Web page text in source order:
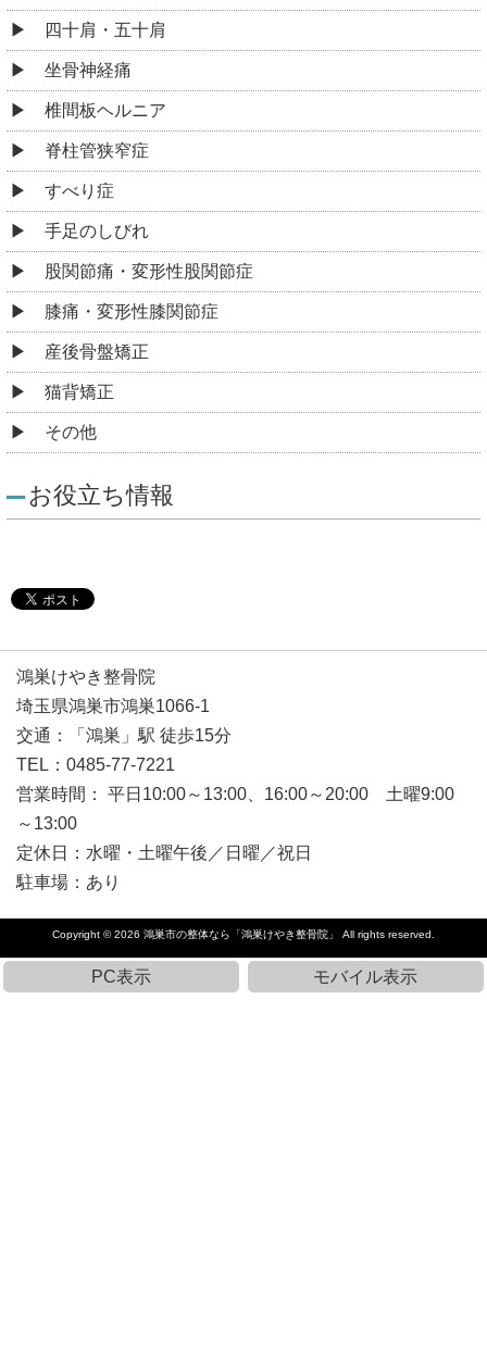
四十肩・五十肩
坐骨神経痛
椎間板ヘルニア
脊柱管狭窄症
すべり症
手足のしびれ
股関節痛・変形性股関節症
膝痛・変形性膝関節症
産後骨盤矯正
猫背矯正
その他
お役立ち情報
鴻巣けやき整骨院
埼玉県鴻巣市鴻巣1066-1
交通：「鴻巣」駅 徒歩15分
TEL：0485-77-7221
営業時間： 平日10:00～13:00、16:00～20:00 土曜9:00
～13:00
定休日：水曜・土曜午後／日曜／祝日
駐車場：あり
Copyright © 2026 鴻巣市の整体なら「鴻巣けやき整骨院」 All rights reserved.
PC表示 モバイル表示